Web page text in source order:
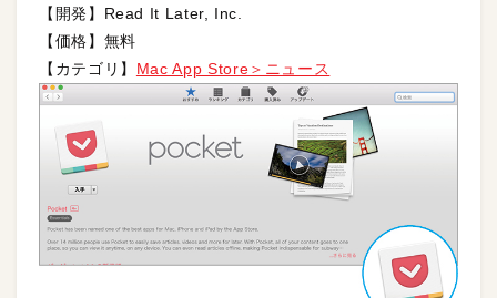
【開発】Read It Later, Inc.
【価格】無料
【カテゴリ】 Mac App Store＞ニュース